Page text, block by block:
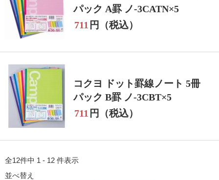
パック A罫 ノ-3CATN×5
711 円（税込）
コクヨ ドット罫線ノート 5冊
パック B罫 ノ-3CBT×5
711 円（税込）
全12件中 1 - 12 件表示
並べ替え